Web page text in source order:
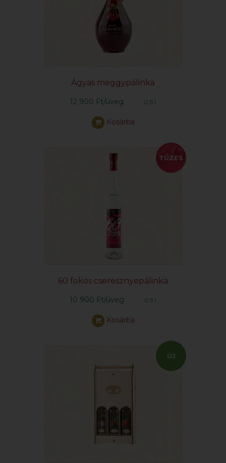
Ágyas meggypálinka
12 900 Ft/üveg 0,5 l
Kosárba
60 fokos cseresznyepálinka
10 900 Ft/üveg 0.5 l
Kosárba
TÜZES
ÚJ